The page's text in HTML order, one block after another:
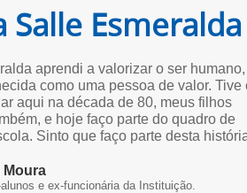
Salle Esmeralda
aprendi a valorizar o ser
como uma pessoa de valor. Tive
aqui na década de 80, meus filhos
e hoje faço parte do quadro de
Sinto que faço parte desta
Moura
e ex-funcionária da Instituição.